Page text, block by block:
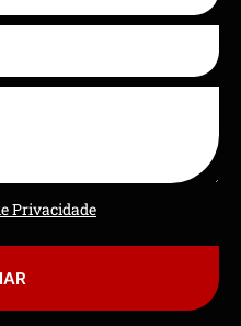
Privacidade